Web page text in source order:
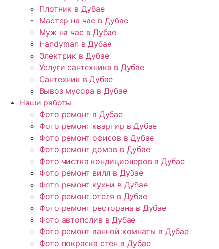
Плотник в Дубае
Мастер на час в Дубае
Муж на час в Дубае
Handyman в Дубае
Электрик в Дубае
Услуги сантехника в Дубае
Сантехник в Дубае
Вывоз мусора в Дубае
Наши работы
Фото ремонт в Дубае
Фото ремонт квартир в Дубае
Фото ремонт офисов в Дубае
Фото ремонт домов в Дубае
Фото чистка кондиционеров в Дубае
Фото ремонт вилл в Дубае
Фото ремонт кухни в Дубае
Фото ремонт отеля в Дубае
Фото ремонт ресторана в Дубае
Фото автополив в Дубае
Фото ремонт ванной комнаты в Дубае
Фото покраска стен в Дубае